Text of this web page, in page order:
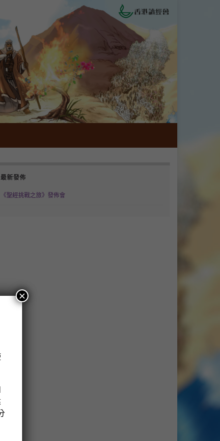
最新發佈
《聖經挑戰之旅》發佈會
×